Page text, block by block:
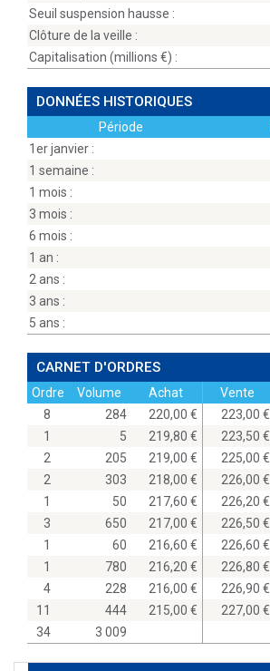
Seuil suspension hausse :
Clôture de la veille :
Capitalisation (millions
) :
DONNÉES HISTORIQUES
Période
1er janvier :
1 semaine :
1 mois :
3 mois :
6 mois :
1 an :
2 ans :
3 ans :
5 ans :
CARNET D'ORDRES
Ordre Volume
Achat
8
284
220,00
1
5
219,80
2
205
219,00
2
303
218,00
1
50
217,60
3
650
217,00
1
60
216,60
1
780
216,20
4
228
216,00
11
444
215,00
34
3 009
Vente
223,00
223,50
225,00
226,00
226,20
226,50
226,60
226,80
226,90
227,00